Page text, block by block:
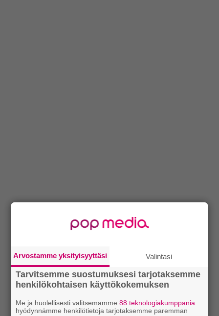
Arvostamme yksityisyyttäsi Valintasi
Tarvitsemme suostumuksesi tarjotaksemme
henkilökohtaisen käyttökokemuksen
Me ja huolellisesti valitsemamme88 teknologiakumppania
hyödynnämme henkilötietoja tarjotaksemme paremman